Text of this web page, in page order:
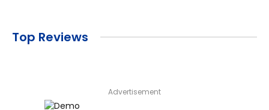
Top Reviews
Advertisement